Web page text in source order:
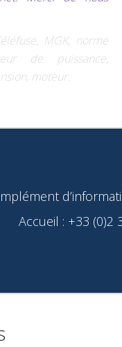
MGK, norme
de puissance,
moteur.
Accueil : +33